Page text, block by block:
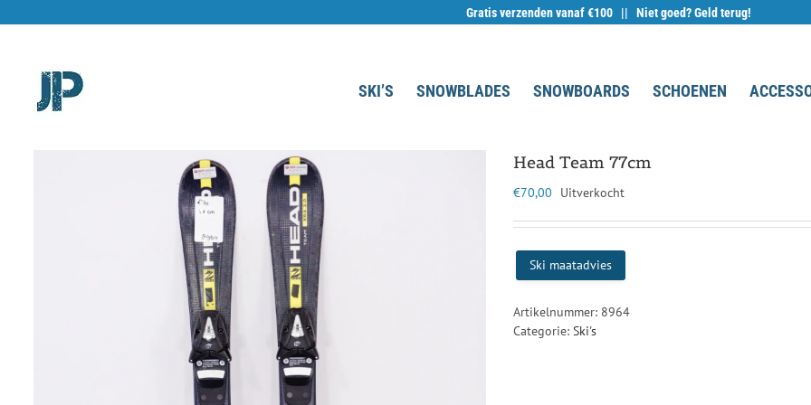
Gratis verzenden vanaf €100 || Niet goed? Geld terug!
Ga
SKI’S SNOWBLADES SNOWBOARDS SCHOENEN
Head Team 77cm
€70,00 Uitverkocht
Ski maatadvies
Artikelnummer: 8964
Categorie: Ski's